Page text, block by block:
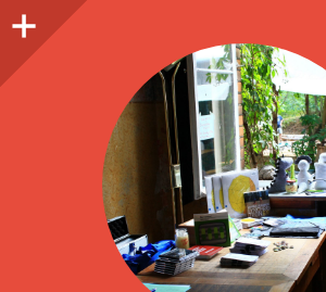
O
p
e
n
i
d
e
b
a
Seitenleiste